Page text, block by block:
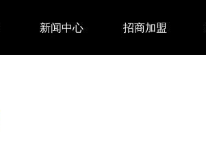
新闻中心 招商加盟